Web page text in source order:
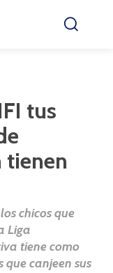
tus
tienen
chicos que
Liga
tiene como
que canjeen sus